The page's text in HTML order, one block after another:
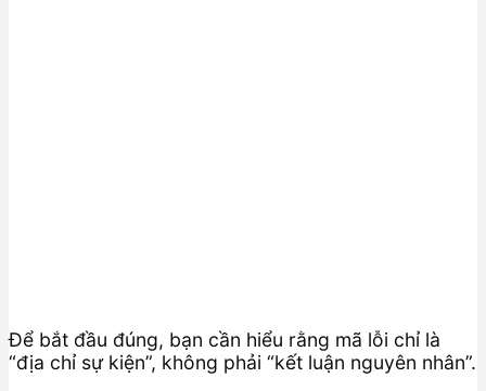
Để bắt đầu đúng, bạn cần hiểu rằng mã lỗi chỉ là
“địa chỉ sự kiện”, không phải “kết luận nguyên nhân”.